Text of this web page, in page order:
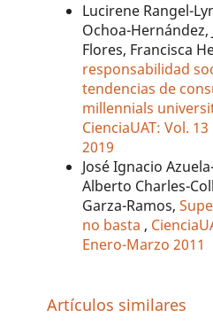
Lucirene Rangel-
Ochoa-Hernández,
Flores, Francisca
responsabilidad
tendencias de
millennials
CienciaUAT: Vol.
2019
José Ignacio
Alberto Charles-
Garza-Ramos,
no basta ,
Enero-Marzo 2011
Artículos similares